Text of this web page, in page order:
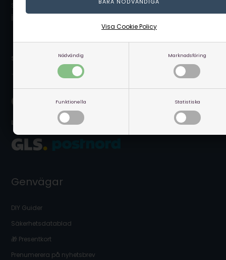
Nödvändig Marknadsföring
Funktionella Statistiska
Visa Cookie Policy
Skicka ett mail på:
info@linaa.se
Säker betalning online:
Leverans nära dig:
Genvägar
DIY Guider
Säkerhetsdatablad
🎁 Presentkort
Prenumerera på nyhetsbrev